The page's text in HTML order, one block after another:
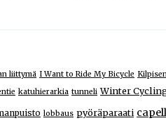
liittymä I Want to Ride My Bicycle
katuhierarkia tunneli Winter
lobbaus pyöräparaati